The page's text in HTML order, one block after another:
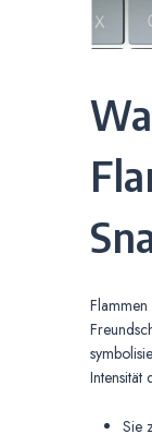
Intensität
Sie